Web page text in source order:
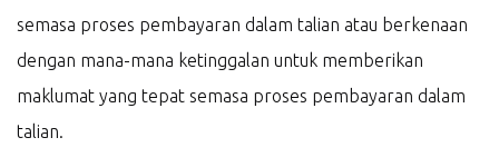
semasa proses pembayaran dalam talian atau berkenaan
dengan mana-mana ketinggalan untuk memberikan
maklumat yang tepat semasa proses pembayaran dalam
talian.